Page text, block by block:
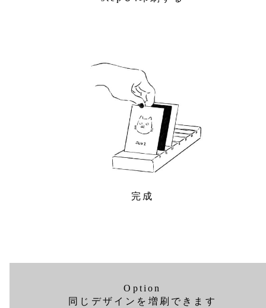
完成
Option
同じデザインを増刷できます